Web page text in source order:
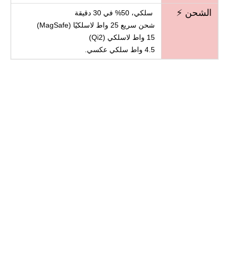
الشحن ⚡
سلكي، 50% في 30 دقيقة
شحن سريع 25 واط لاسلكيًا (MagSafe)
15 واط لاسلكي (Qi2)
4.5 واط سلكي عكسي.